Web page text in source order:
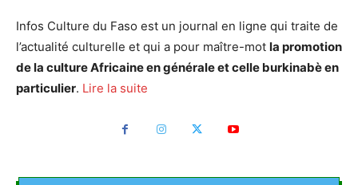
Infos Culture du Faso est un journal en ligne qui traite de
l’actualité culturelle et qui a pour maître-mot la promotion
de la culture Africaine en générale et celle burkinabè en
particulier. Lire la suite